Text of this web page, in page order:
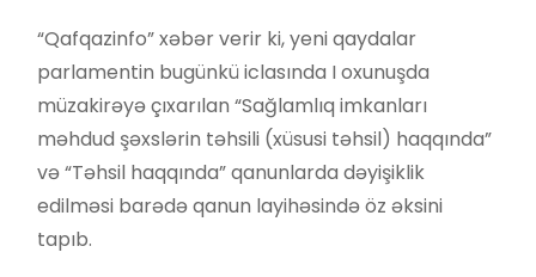
“Qafqazinfo” xəbər verir ki, yeni qaydalar
parlamentin bugünkü iclasında I oxunuşda
müzakirəyə çıxarılan “Sağlamlıq imkanları
məhdud şəxslərin təhsili (xüsusi təhsil) haqqında”
və “Təhsil haqqında” qanunlarda dəyişiklik
edilməsi barədə qanun layihəsində öz əksini
tapıb.